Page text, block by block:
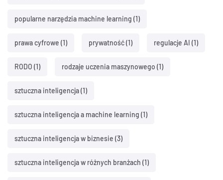
popularne narzędzia machine learning (1)
prawa cyfrowe (1) prywatność(1) regulacje AI (1)
RODO (1) rodzaje uczenia maszynowego (1)
sztuczna inteligencja(1)
sztuczna inteligencja a machine learning (1)
sztuczna inteligencja w biznesie (3)
sztuczna inteligencja w różnych branżach (1)